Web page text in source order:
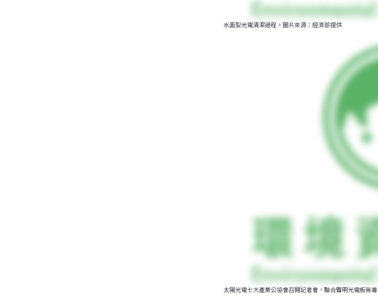
水面型光電清潔過程。圖片來源：經濟部提供
太陽光電七大產業公協會召開記者會，聯合聲明光電板無